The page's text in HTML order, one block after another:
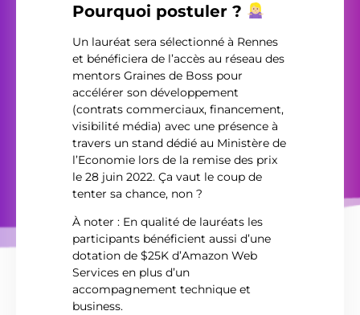
Pourquoi postuler ?
Un lauréat sera sélectionné à Rennes
et bénéficiera de l’accès au réseau des
mentors Graines de Boss pour
accélérer son développement
(contrats commerciaux, financement,
visibilité média) avec une présence à
travers un stand dédié au Ministère de
l’Economie lors de la remise des prix
le 28 juin 2022. Ça vaut le coup de
tenter sa chance, non ?
À noter : En qualité de lauréats les
participants bénéficient aussi d’une
dotation de $25K d’Amazon Web
Services en plus d’un
accompagnement technique et
business.